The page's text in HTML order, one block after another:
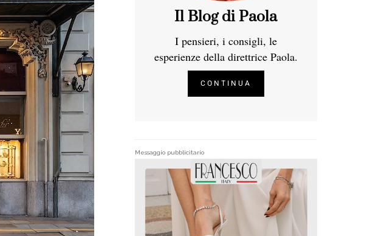
Il Blog di Paola
I pensieri, i consigli, le
esperienze della direttrice Paola.
CONTINUA
Messaggio pubblicitario